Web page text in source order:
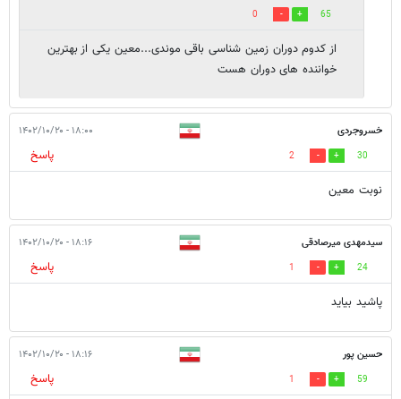
65
0
از کدوم دوران زمین شناسی باقی موندی...معین یکی از بهترین
خواننده های دوران هست
خسروجردی ۱۸:۰۰ - ۱۴۰۲/۱۰/۲۰
30
2
پاسخ
نوبت معین
سیدمهدی میرصادقی ۱۸:۱۶ - ۱۴۰۲/۱۰/۲۰
24
1
پاسخ
پاشید بیاید
حسین پور ۱۸:۱۶ - ۱۴۰۲/۱۰/۲۰
59
1
پاسخ